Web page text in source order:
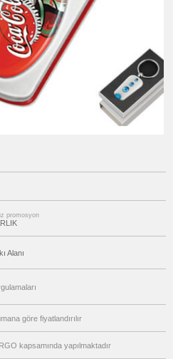
promosyon
Alanı
göre fiyatlandırılır
kapsamında yapılmaktadır